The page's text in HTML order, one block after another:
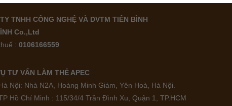
TNHH CÔNG NGHỆ VÀ DVTM TIÊN BÌNH
Co.,Ltd
: 0106166559
TƯ VẤN LÀM THẺ APEC
Nội: Nhà N2A, Hoàng Minh Giám, Yên Hoà, Hà Nội.
Hồ Chí Minh : 115/34/4 Trần Đình Xu, Quận 1, TP.HCM